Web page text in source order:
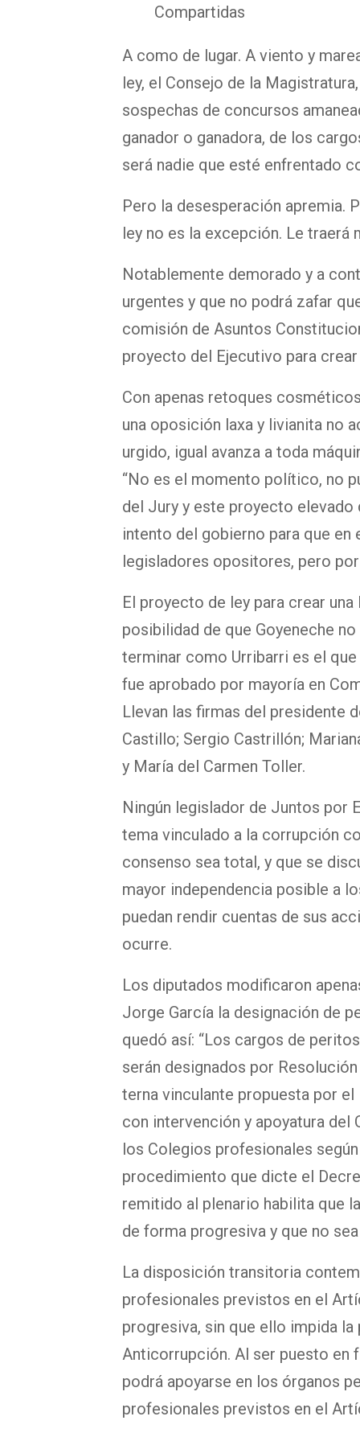
Compartidas
A como de lugar. A viento y
ley, el Consejo de la
sospechas de concursos
ganador o ganadora, de los
será nadie que esté enfrentado
Pero la desesperación apremia.
ley no es la excepción. Le traerá
Notablemente demorado y a
urgentes y que no podrá zafar
comisión de Asuntos
proyecto del Ejecutivo para
Con apenas retoques
una oposición laxa y livianita no
urgido, igual avanza a toda
“No es el momento político, no
del Jury y este proyecto elevado
intento del gobierno para que
legisladores opositores, pero
El proyecto de ley para crear
posibilidad de que Goyeneche
terminar como Urribarri es el
fue aprobado por mayoría en
Llevan las firmas del presidente
Castillo; Sergio Castrillón;
y María del Carmen Toller.
Ningún legislador de Juntos por
tema vinculado a la corrupción
consenso sea total, y que se
mayor independencia posible a
puedan rendir cuentas de sus
ocurre.
Los diputados modificaron
Jorge García la designación de
quedó así: “Los cargos de
serán designados por
terna vinculante propuesta por
con intervención y apoyatura
los Colegios profesionales
procedimiento que dicte el
remitido al plenario habilita que
de forma progresiva y que no
La disposición transitoria
profesionales previstos en el
progresiva, sin que ello impida
Anticorrupción. Al ser puesto en
podrá apoyarse en los órganos
profesionales previstos en el